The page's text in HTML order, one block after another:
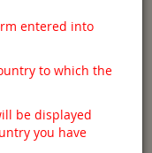
entered into
to which the
be displayed
you have